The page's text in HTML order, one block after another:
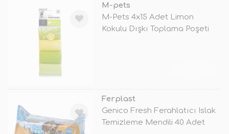
M-pets
M-Pets 4x15 Adet Limon
Kokulu Dışkı Toplama Poşeti
Ferplast
Genico Fresh Ferahlatıcı Islak
Temizleme Mendili 40 Adet